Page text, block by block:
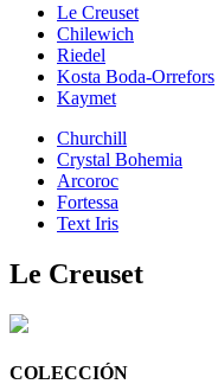
Le Creuset
Chilewich
Riedel
Kosta Boda-Orrefors
Kaymet
Churchill
Crystal Bohemia
Arcoroc
Fortessa
Text Iris
Le Creuset
COLECCIÓN